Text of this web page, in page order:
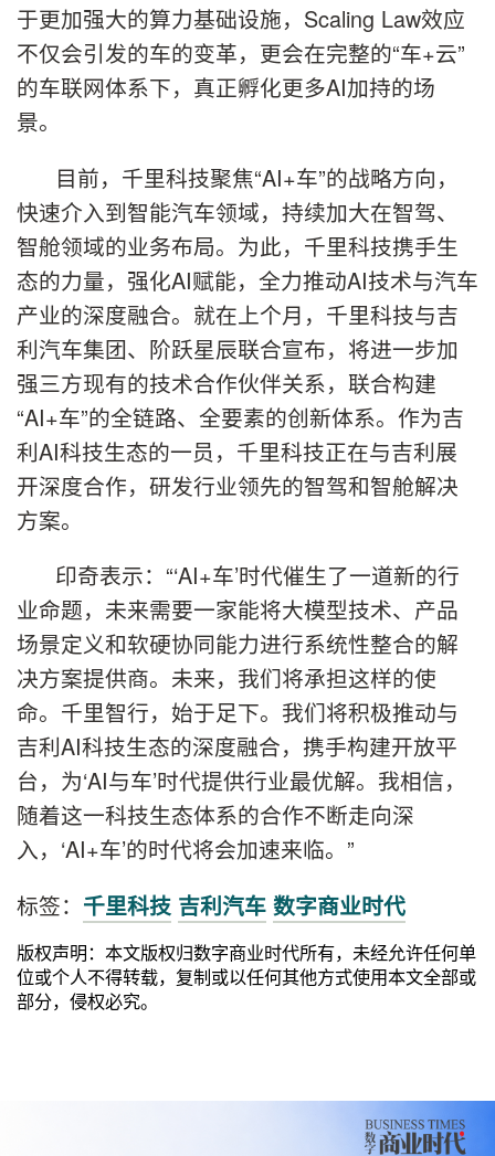
于更加强大的算力基础设施，Scaling Law效应
不仅会引发的车的变革，更会在完整的“车+云”
的车联网体系下，真正孵化更多AI加持的场
景。
目前，千里科技聚焦“AI+车”的战略方向，
快速介入到智能汽车领域，持续加大在智驾、
智舱领域的业务布局。为此，千里科技携手生
态的力量，强化AI赋能，全力推动AI技术与汽车
产业的深度融合。就在上个月，千里科技与吉
利汽车集团、阶跃星辰联合宣布，将进一步加
强三方现有的技术合作伙伴关系，联合构建
“AI+车”的全链路、全要素的创新体系。作为吉
利AI科技生态的一员，千里科技正在与吉利展
开深度合作，研发行业领先的智驾和智舱解决
方案。
印奇表示：“‘AI+车’时代催生了一道新的行
业命题，未来需要一家能将大模型技术、产品
场景定义和软硬协同能力进行系统性整合的解
决方案提供商。未来，我们将承担这样的使
命。千里智行，始于足下。我们将积极推动与
吉利AI科技生态的深度融合，携手构建开放平
台，为‘AI与车’时代提供行业最优解。我相信，
随着这一科技生态体系的合作不断走向深
入，‘AI+车’的时代将会加速来临。”
标签： 千里科技 吉利汽车 数字商业时代
版权声明：本文版权归数字商业时代所有，未经允许任何单
位或个人不得转载，复制或以任何其他方式使用本文全部或
部分，侵权必究。